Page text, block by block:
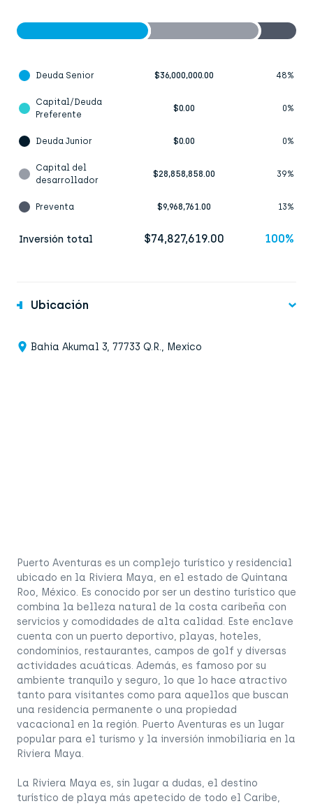
Deuda Senior $36,000,000.00 48%
Capital/Deuda
Preferente
$0.00 0%
Deuda Junior $0.00 0%
Capital del
desarrollador
$28,858,858.00 39%
Preventa $9,968,761.00 13%
Inversión total $74,827,619.00 100%
Ubicación
Bahia Akumal 3, 77733 Q.R., Mexico
Puerto Aventuras es un complejo turístico y residencial
ubicado en la Riviera Maya, en el estado de Quintana
Roo, México. Es conocido por ser un destino turístico que
combina la belleza natural de la costa caribeña con
servicios y comodidades de alta calidad. Este enclave
cuenta con un puerto deportivo, playas, hoteles,
condominios, restaurantes, campos de golf y diversas
actividades acuáticas. Además, es famoso por su
ambiente tranquilo y seguro, lo que lo hace atractivo
tanto para visitantes como para aquellos que buscan
una residencia permanente o una propiedad
vacacional en la región. Puerto Aventuras es un lugar
popular para el turismo y la inversión inmobiliaria en la
Riviera Maya.
La Riviera Maya es, sin lugar a dudas, el destino
turístico de playa más apetecido de todo el Caribe,